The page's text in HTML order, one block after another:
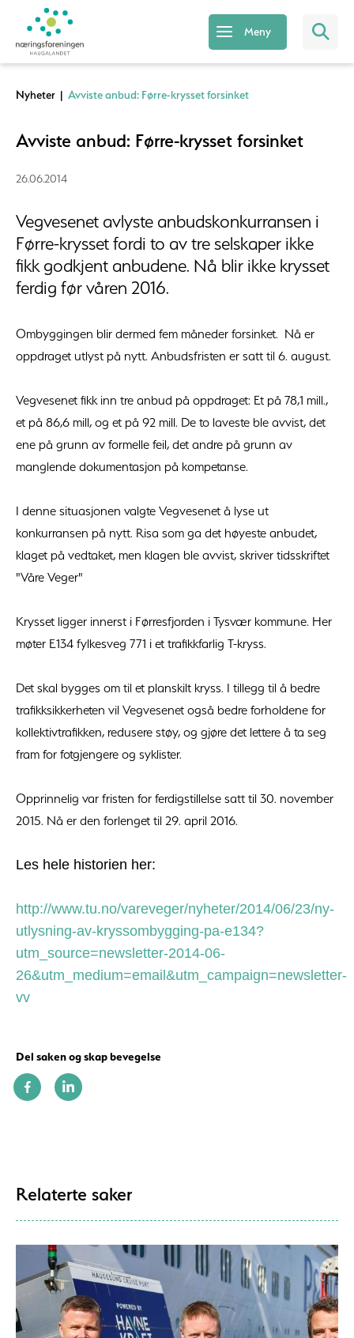
Meny
Nyheter | Avviste anbud: Førre-krysset forsinket
Avviste anbud: Førre-krysset forsinket
26.06.2014
Vegvesenet avlyste anbudskonkurransen i
Førre-krysset fordi to av tre selskaper ikke
fikk godkjent anbudene. Nå blir ikke krysset
ferdig før våren 2016.
Ombyggingen blir dermed fem måneder forsinket. Nå er
oppdraget utlyst på nytt. Anbudsfristen er satt til 6. august.
Vegvesenet fikk inn tre anbud på oppdraget: Et på 78,1 mill.,
et på 86,6 mill, og et på 92 mill. De to laveste ble avvist, det
ene på grunn av formelle feil, det andre på grunn av
manglende dokumentasjon på kompetanse.
I denne situasjonen valgte Vegvesenet å lyse ut
konkurransen på nytt. Risa som ga det høyeste anbudet,
klaget på vedtaket, men klagen ble avvist, skriver tidsskriftet
"Våre Veger"
Krysset ligger innerst i Førresfjorden i Tysvær kommune. Her
møter E134 fylkesveg 771 i et trafikkfarlig T-kryss.
Det skal bygges om til et planskilt kryss. I tillegg til å bedre
trafikksikkerheten vil Vegvesenet også bedre forholdene for
kollektivtrafikken, redusere støy, og gjøre det lettere å ta seg
fram for fotgjengere og syklister.
Opprinnelig var fristen for ferdigstillelse satt til 30. november
2015. Nå er den forlenget til 29. april 2016.
Les hele historien her:
http://www.tu.no/vareveger/nyheter/2014/06/23/ny-
utlysning-av-kryssombygging-pa-e134?
utm_source=newsletter-2014-06-
26&utm_medium=email&utm_campaign=newsletter-
vv
Del saken og skap bevegelse
Relaterte saker